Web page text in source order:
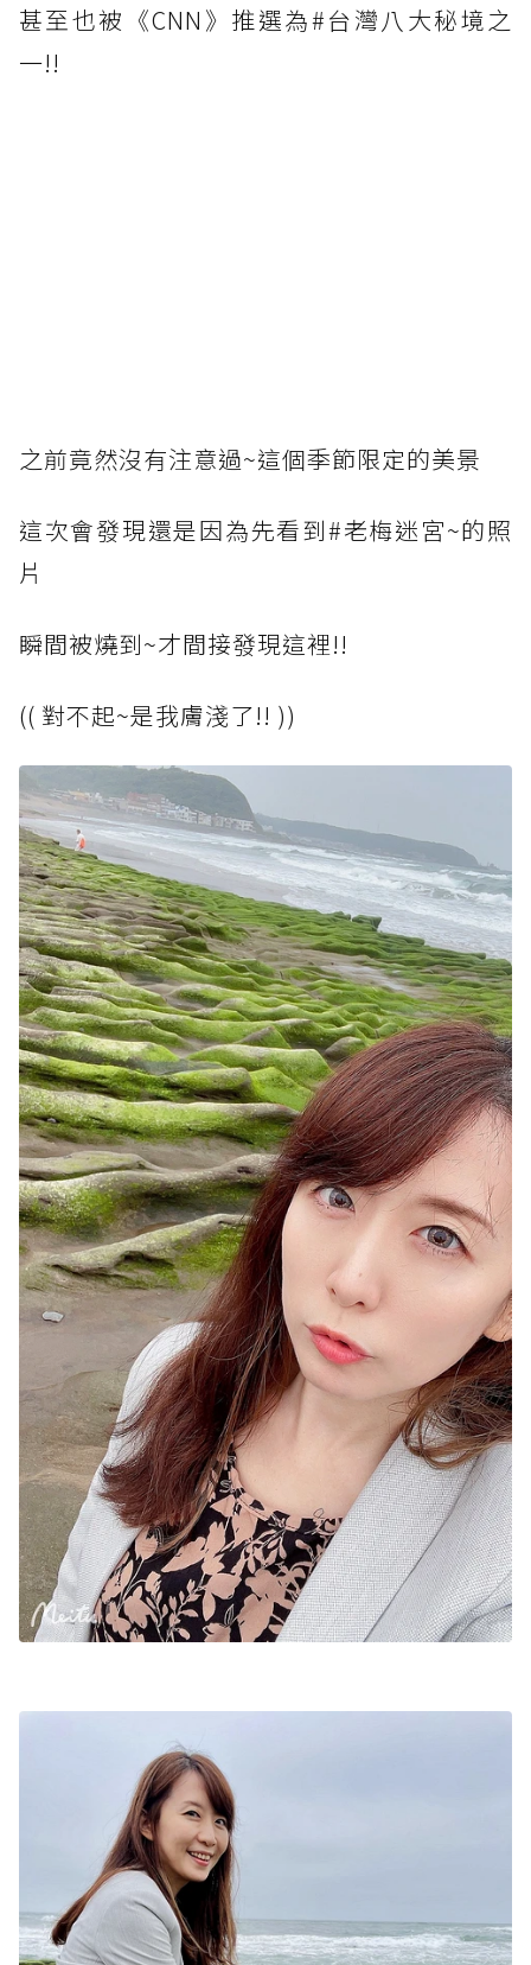
甚至也被《CNN》推選為#台灣八大秘境之
一!!
之前竟然沒有注意過~這個季節限定的美景
這次會發現還是因為先看到#老梅迷宮~的照
片
瞬間被燒到~才間接發現這裡!!
(( 對不起~是我膚淺了!! ))